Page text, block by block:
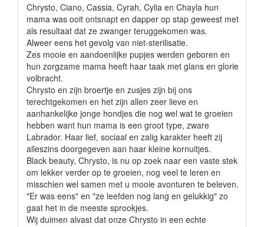
Chrysto, Ciano, Cassia, Cyrah, Cylia en Chayla hun
mama was ooit ontsnapt en dapper op stap geweest met
als resultaat dat ze zwanger teruggekomen was.
Alweer eens het gevolg van niet-sterilisatie.
Zes mooie en aandoenlijke pupjes werden geboren en
hun zorgzame mama heeft haar taak met glans en glorie
volbracht.
Chrysto en zijn broertje en zusjes zijn bij ons
terechtgekomen en het zijn allen zeer lieve en
aanhankelijke jonge hondjes die nog wel wat te groeien
hebben want hun mama is een groot type, zware
Labrador. Haar lief, sociaal en zalig karakter heeft zij
alleszins doorgegeven aan haar kleine kornuitjes.
Black beauty, Chrysto, is nu op zoek naar een vaste stek
om lekker verder op te groeien, nog veel te leren en
misschien wel samen met u mooie avonturen te beleven.
"Er was eens" en "ze leefden nog lang en gelukkig" zo
gaat het in de meeste sprookjes.
Wij duimen alvast dat onze Chrysto in een echte